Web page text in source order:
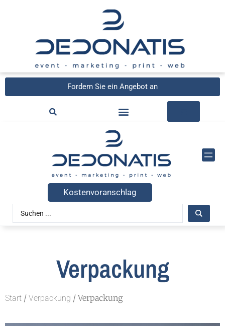
Fordern Sie ein Angebot an
Kostenvoranschlag
Verpackung
Start / Verpackung / Verpackung